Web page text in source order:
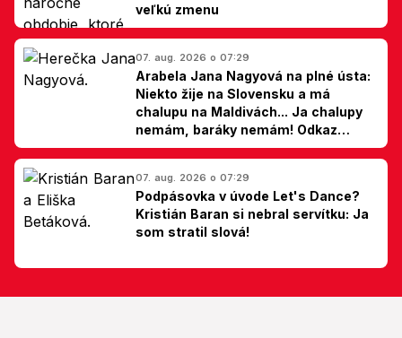
veľkú zmenu
07. aug. 2026 o 07:29
Arabela Jana Nagyová na plné ústa:
Niekto žije na Slovensku a má
chalupu na Maldivách... Ja chalupy
nemám, baráky nemám! Odkaz
Slovákom
07. aug. 2026 o 07:29
Podpásovka v úvode Let's Dance?
Kristián Baran si nebral servítku: Ja
som stratil slová!